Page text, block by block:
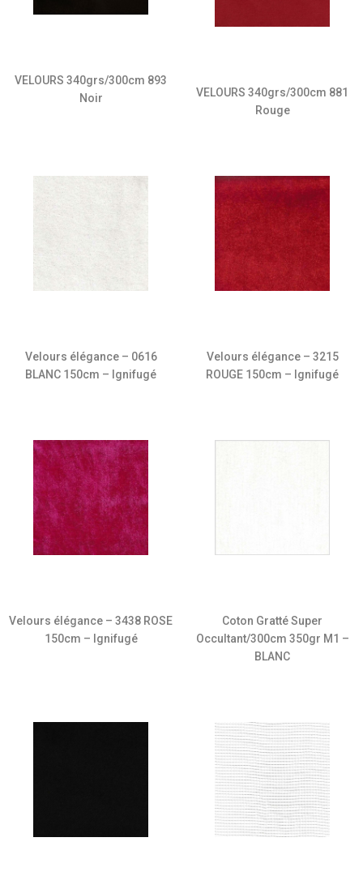
VELOURS 340grs/300cm 893
Noir
VELOURS 340grs/300cm 881
Rouge
Velours élégance – 0616
BLANC 150cm – Ignifugé
Velours élégance – 3215
ROUGE 150cm – Ignifugé
Velours élégance – 3438 ROSE
150cm – Ignifugé
Coton Gratté Super
Occultant/300cm 350gr M1 –
BLANC